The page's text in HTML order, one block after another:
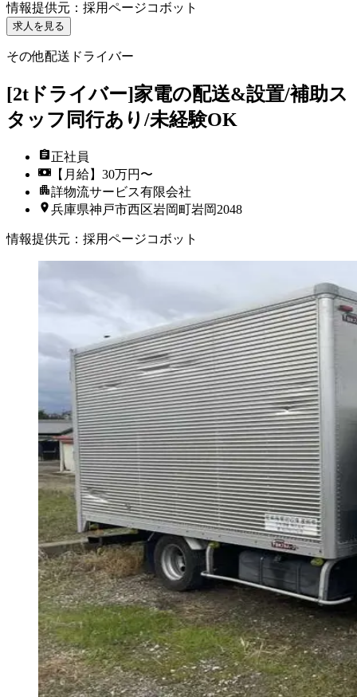
情報提供元 ： 採用ページコボット
求人を見る
その他配送ドライバー
[2tドライバー]家電の配送&設置/補助ス
タッフ同行あり/未経験OK
正社員
【月給】30万円〜
詳物流サービス有限会社
兵庫県神戸市西区岩岡町岩岡2048
情報提供元 ： 採用ページコボット